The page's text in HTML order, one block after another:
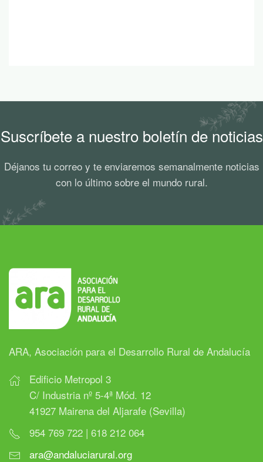
Suscríbete a nuestro boletín de noticias
Déjanos tu correo y te enviaremos semanalmente noticias
con lo último sobre el mundo rural.
ARA, Asociación para el Desarrollo Rural de Andalucía
Edificio Metropol 3
C/ Industria nº 5-4ª Mód. 12
41927 Mairena del Aljarafe (Sevilla)
954 769 722 | 618 212 064
ara@andaluciarural.org